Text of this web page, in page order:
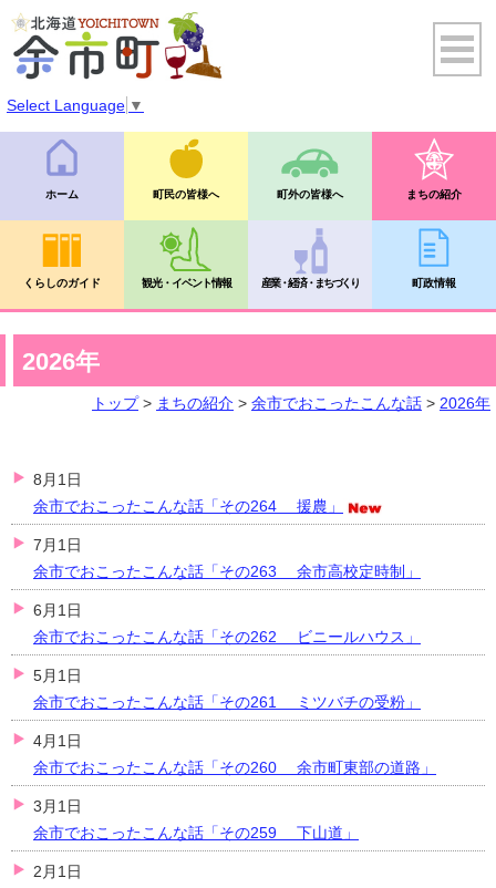
Select Language ▼
ホーム 町民の皆様へ 町外の皆様へ まちの紹介
くらしのガイド 観光・イベント情報 産業・経済・まちづくり 町政情報
2026年
トップ> まちの紹介 > 余市でおこったこんな話 > 2026年
8月1日
余市でおこったこんな話「その264 援農」
7月1日
余市でおこったこんな話「その263 余市高校定時制」
6月1日
余市でおこったこんな話「その262 ビニールハウス」
5月1日
余市でおこったこんな話「その261 ミツバチの受粉」
4月1日
余市でおこったこんな話「その260 余市町東部の道路」
3月1日
余市でおこったこんな話「その259 下山道」
2月1日